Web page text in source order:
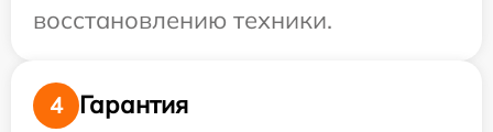
восстановлению техники.
4
Гарантия